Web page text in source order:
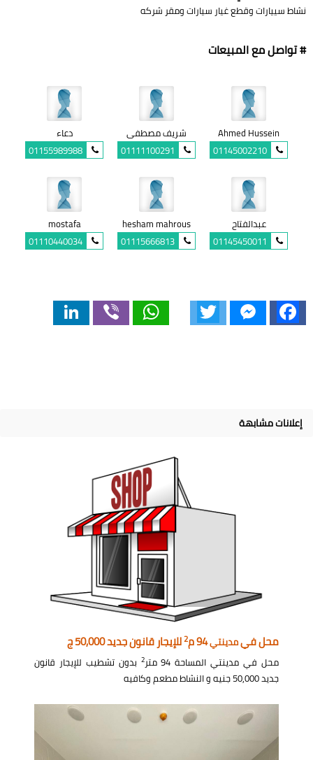
نشاط سييارات وقطع غيار سيارات ومقر شركه
# تواصل مع المبيعات
Ahmed Hussein
01145002210
شريف مصطفى
01111100291
دعاء
01155989988
عبدالفتاح
01145450011
hesham mahrous
01115666813
mostafa
01110440034
Facebook
Messenger
WhatsApp
إعلانات مشابهة
محل فيمدينتي94 م 2للإيجار قانون جديد 50,000 ج
محل في مدينتي المساحة 94 متر 2 بدون تشطيب للإيجار قانون
جديد 50,000 جنيه و النشاط مطعم وكافيه